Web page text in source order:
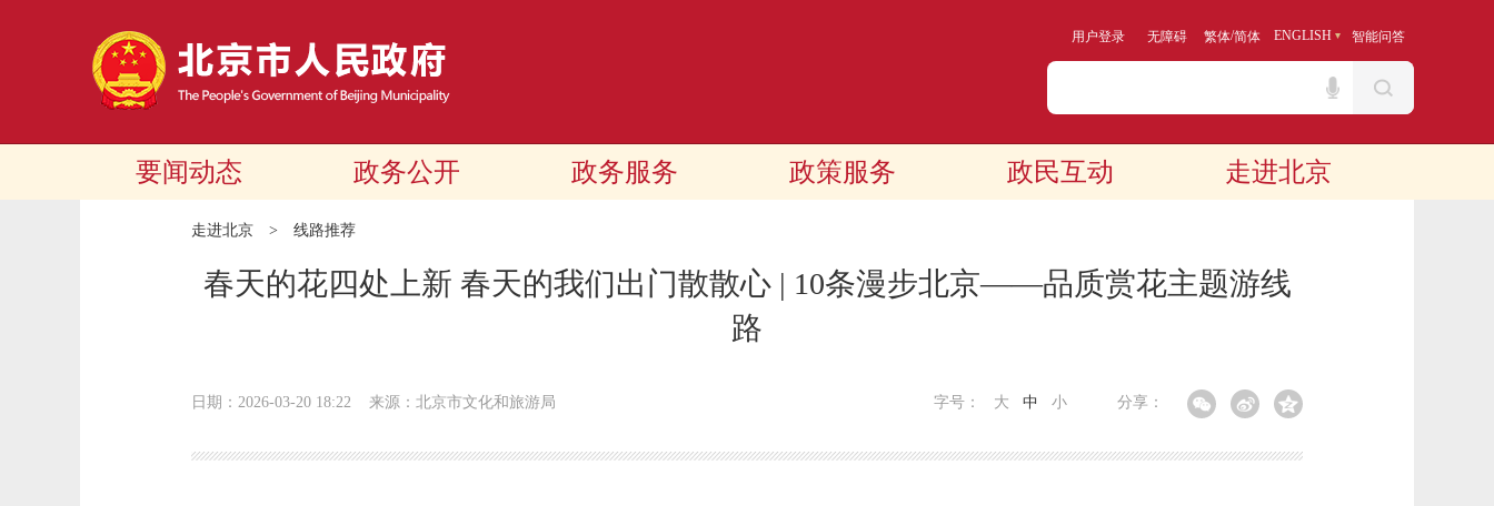
用户登录 无障碍 繁体/简体 ENGLISH 智能问答
要闻动态 政务公开 政务服务 政策服务 政民互动 走进北京
走进北京 > 线路推荐
春天的花四处上新 春天的我们出门散散心 | 10条漫步北京——品质赏花主题游线
路
日期：2026-03-20 18:22 来源：北京市文化和旅游局 分享：
字号： 大 中 小